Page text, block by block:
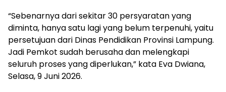
“Sebenarnya dari sekitar 30 persyaratan yang
diminta, hanya satu lagi yang belum terpenuhi, yaitu
persetujuan dari Dinas Pendidikan Provinsi Lampung.
Jadi Pemkot sudah berusaha dan melengkapi
seluruh proses yang diperlukan,” kata Eva Dwiana,
Selasa, 9 Juni 2026.